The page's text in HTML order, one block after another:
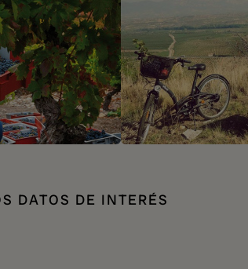
DATOS DE INTERÉS